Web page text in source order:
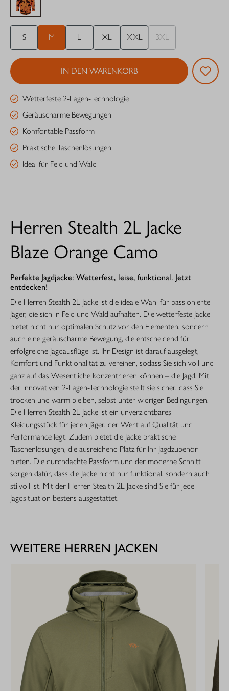
S M L XL XXL 3XL
IN DEN WARENKORB
Wetterfeste 2-Lagen-Technologie
Geräuscharme Bewegungen
Komfortable Passform
Praktische Taschenlösungen
Ideal für Feld und Wald
Herren Stealth 2L Jacke
Blaze Orange Camo
Perfekte Jagdjacke: Wetterfest, leise, funktional. Jetzt
entdecken!
Die Herren Stealth 2L Jacke ist die ideale Wahl für passionierte
Jäger, die sich in Feld und Wald aufhalten. Die wetterfeste Jacke
bietet nicht nur optimalen Schutz vor den Elementen, sondern
auch eine geräuscharme Bewegung, die entscheidend für
erfolgreiche Jagdausflüge ist. Ihr Design ist darauf ausgelegt,
Komfort und Funktionalität zu vereinen, sodass Sie sich voll und
ganz auf das Wesentliche konzentrieren können – die Jagd. Mit
der innovativen 2-Lagen-Technologie stellt sie sicher, dass Sie
trocken und warm bleiben, selbst unter widrigen Bedingungen.
Die Herren Stealth 2L Jacke ist ein unverzichtbares
Kleidungsstück für jeden Jäger, der Wert auf Qualität und
Performance legt. Zudem bietet die Jacke praktische
Taschenlösungen, die ausreichend Platz für Ihr Jagdzubehör
bieten. Die durchdachte Passform und der moderne Schnitt
sorgen dafür, dass die Jacke nicht nur funktional, sondern auch
stilvoll ist. Mit der Herren Stealth 2L Jacke sind Sie für jede
Jagdsituation bestens ausgestattet.
WEITERE HERREN JACKEN